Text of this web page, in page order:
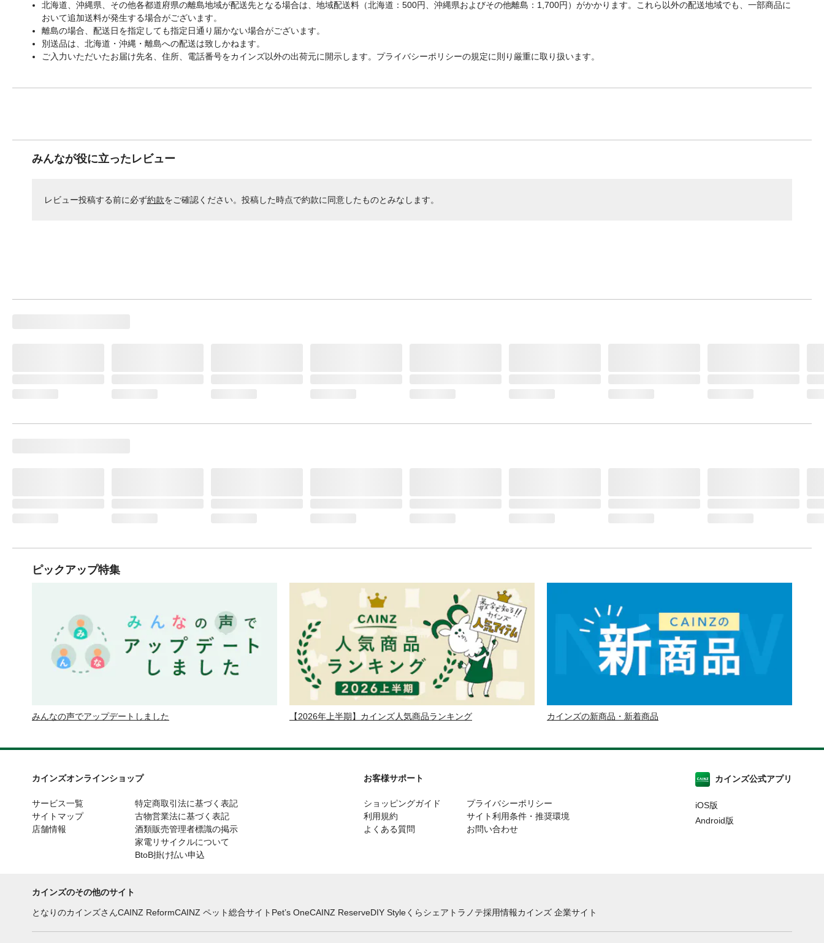
北海道、沖縄県、その他各都道府県の離島地域が配送先となる場合は、地域配送料（北海道：500円、沖縄県およびその他離島：1,700円）がかかります。これら以外の配送地域でも、一部商品に
おいて追加送料が発生する場合がございます。
離島の場合、配送日を指定しても指定日通り届かない場合がございます。
別送品は、北海道・沖縄・離島への配送は致しかねます。
ご入力いただいたお届け先名、住所、電話番号をカインズ以外の出荷元に開示します。プライバシーポリシーの規定に則り厳重に取り扱います。
みんなが役に立ったレビュー
レビュー投稿する前に必ず約款をご確認ください。投稿した時点で約款に同意したものとみなします。
ピックアップ特集
みんなの声でアップデートしました 【2026年上半期】カインズ人気商品ランキング カインズの新商品・新着商品
カインズオンラインショップ
サービス一覧
サイトマップ
店舗情報
特定商取引法に基づく表記
古物営業法に基づく表記
酒類販売管理者標識の掲示
家電リサイクルについて
BtoB掛け払い申込
お客様サポート
ショッピングガイド
利用規約
よくある質問
プライバシーポリシー
サイト利用条件・推奨環境
お問い合わせ
カインズ公式アプリ
iOS版
Android版
カインズのその他のサイト
となりのカインズさんCAINZ ReformCAINZ ペット総合サイト Pet’s OneCAINZ ReserveDIY Styleくらシェア トラノテ採用情報カインズ 企業サイト